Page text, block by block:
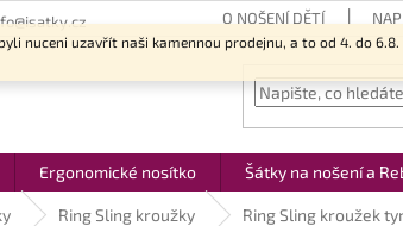
nuceni uzavřít naši kamennou prodejnu, a to od 4. do
O NOŠENÍ DĚTÍ
Ergonomické nosítko Šátky na nošení a
Ring Sling kroužky Ring Sling kroužek